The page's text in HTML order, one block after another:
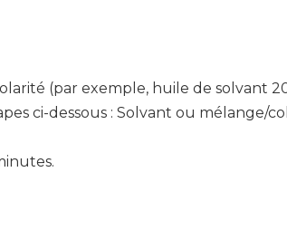
(par exemple, huile de solvant
ci-dessous : Solvant ou mélange/